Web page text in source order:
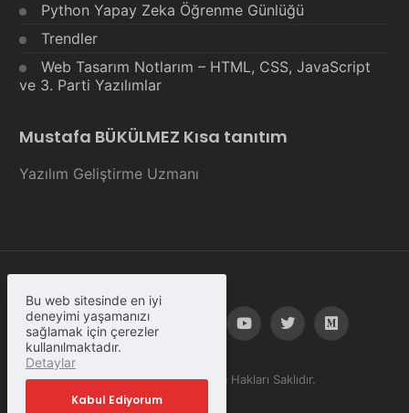
Python Yapay Zeka Öğrenme Günlüğü
Trendler
Web Tasarım Notlarım – HTML, CSS, JavaScript
ve 3. Parti Yazılımlar
Mustafa BÜKÜLMEZ Kısa tanıtım
Yazılım Geliştirme Uzmanı
© Copyright 2023, Tüm Hakları Saklıdır.
Bu web sitesinde en iyi
deneyimi yaşamanızı
sağlamak için çerezler
kullanılmaktadır.
Detaylar
Kabul Ediyorum